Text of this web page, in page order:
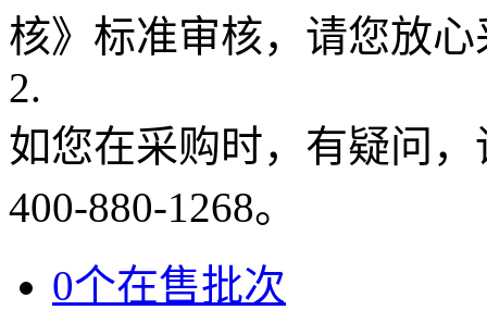
核》标准审核，请您放心
2.
如您在采购时，有疑问
400-880-1268。
0个在售批次